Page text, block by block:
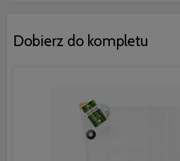
Dobierz do kompletu